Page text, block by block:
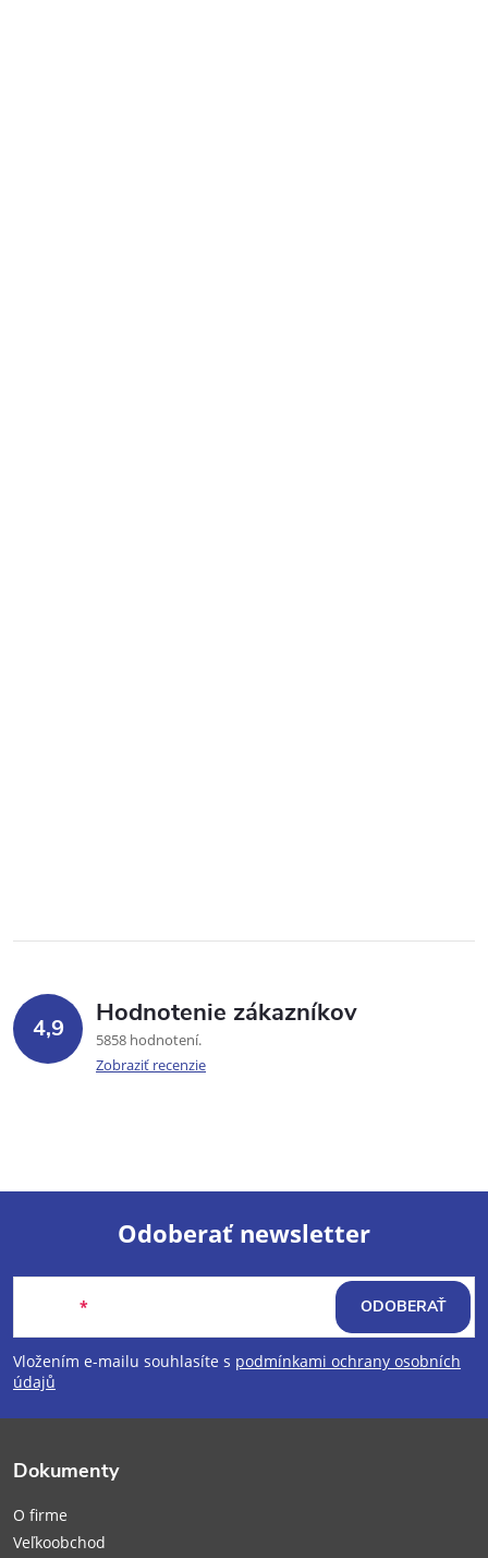
4,9 Hodnotenie zákazníkov
5858 hodnotení
Zobraziť recenzie
Z
á
p
Odoberať newsletter
Vložením e-mailu souhlasíte s podmínkami ochrany osobních
údajů
ODOBERAŤ
Dokumenty
O firme
Veľkoobchod